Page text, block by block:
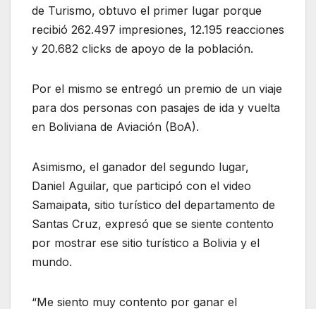
de Turismo, obtuvo el primer lugar porque
recibió 262.497 impresiones, 12.195 reacciones
y 20.682 clicks de apoyo de la población.
Por el mismo se entregó un premio de un viaje
para dos personas con pasajes de ida y vuelta
en Boliviana de Aviación (BoA).
Asimismo, el ganador del segundo lugar,
Daniel Aguilar, que participó con el video
Samaipata, sitio turístico del departamento de
Santas Cruz, expresó que se siente contento
por mostrar ese sitio turístico a Bolivia y el
mundo.
“Me siento muy contento por ganar el